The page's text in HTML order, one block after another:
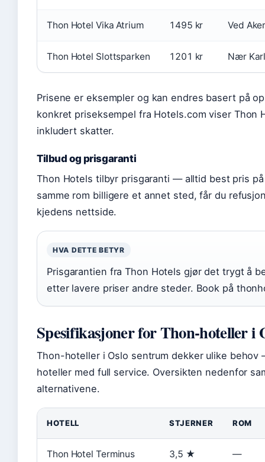
Thon Hotel Vika Atrium 1495 kr Ved
Thon Hotel Slottsparken 1201 kr Nær
Prisene er eksempler og kan endres basert på
konkret priseksempel fra Hotels.com viser Thon
inkludert skatter.
Tilbud og prisgaranti
Thon Hotels tilbyr prisgaranti — alltid best pris
samme rom billigere et annet sted, får du
kjedens nettside.
HVA DETTE BETYR
Prisgarantien fra Thon Hotels gjør det trygt å
etter lavere priser andre steder. Book på
Spesifikasjoner for Thon-hoteller i
Thon-hoteller i Oslo sentrum dekker ulike
hoteller med full service. Oversikten nedenfor
alternativene.
HOTELL STJERNER ROM
Thon Hotel Terminus 3,5 ★ —